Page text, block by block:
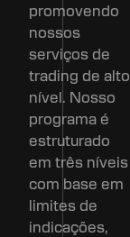
promovendo
nossos
serviços de
trading de alto
nível. Nosso
programa é
estruturado
em três níveis
com base em
limites de
indicações,